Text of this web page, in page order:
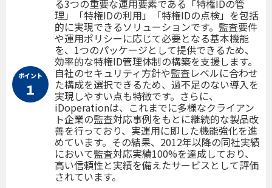
ポイント
１
る3つの重要な運用要素である「特権IDの管
理」「特権IDの利用」「特権IDの点検」を包括
的に実現できるソリューションです。監査要件
や運用ポリシーに応じて必要となる基本機能
を、1つのパッケージとして提供できるため、
効率的な特権ID管理体制の構築を支援します。
自社のセキュリティ方針や監査レベルに合わせ
た構成を選択できるため、過不足のない導入を
実現しやすい点も特徴です。さらに、
iDoperationは、これまでに多様なクライアン
ト企業の監査対応事例をもとに継続的な製品改
善を行っており、実運用に即した機能強化を進
めています。その結果、2012年以降の同社実績
において監査対応実績100%を達成しており、
高い信頼性と実績を備えたサービスとして評価
されています。